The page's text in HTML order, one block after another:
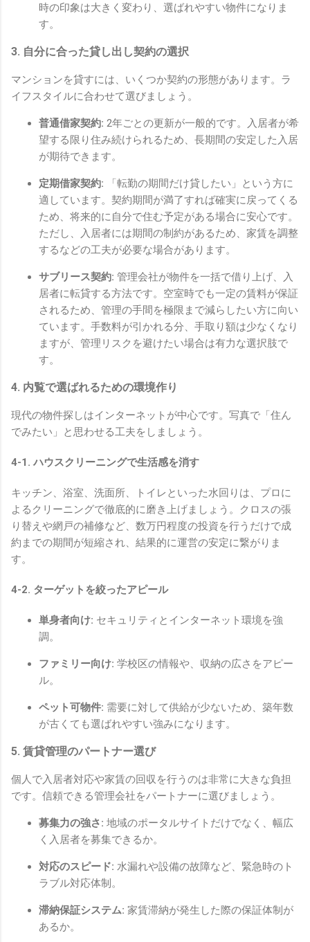
時の印象は大きく変わり、選ばれやすい物件になりま
す。
3. 自分に合った貸し出し契約の選択
マンションを貸すには、いくつか契約の形態があります。ラ
イフスタイルに合わせて選びましょう。
普通借家契約: 2年ごとの更新が一般的です。入居者が希
望する限り住み続けられるため、長期間の安定した入居
が期待できます。
定期借家契約: 「転勤の期間だけ貸したい」という方に
適しています。契約期間が満了すれば確実に戻ってくる
ため、将来的に自分で住む予定がある場合に安心です。
ただし、入居者には期間の制約があるため、家賃を調整
するなどの工夫が必要な場合があります。
サブリース契約: 管理会社が物件を一括で借り上げ、入
居者に転貸する方法です。空室時でも一定の賃料が保証
されるため、管理の手間を極限まで減らしたい方に向い
ています。手数料が引かれる分、手取り額は少なくなり
ますが、管理リスクを避けたい場合は有力な選択肢で
す。
4. 内覧で選ばれるための環境作り
現代の物件探しはインターネットが中心です。写真で「住ん
でみたい」と思わせる工夫をしましょう。
4-1. ハウスクリーニングで生活感を消す
キッチン、浴室、洗面所、トイレといった水回りは、プロに
よるクリーニングで徹底的に磨き上げましょう。クロスの張
り替えや網戸の補修など、数万円程度の投資を行うだけで成
約までの期間が短縮され、結果的に運営の安定に繋がりま
す。
4-2. ターゲットを絞ったアピール
単身者向け: セキュリティとインターネット環境を強
調。
ファミリー向け: 学校区の情報や、収納の広さをアピー
ル。
ペット可物件: 需要に対して供給が少ないため、築年数
が古くても選ばれやすい強みになります。
5. 賃貸管理のパートナー選び
個人で入居者対応や家賃の回収を行うのは非常に大きな負担
です。信頼できる管理会社をパートナーに選びましょう。
募集力の強さ: 地域のポータルサイトだけでなく、幅広
く入居者を募集できるか。
対応のスピード: 水漏れや設備の故障など、緊急時のト
ラブル対応体制。
滞納保証システム: 家賃滞納が発生した際の保証体制が
あるか。